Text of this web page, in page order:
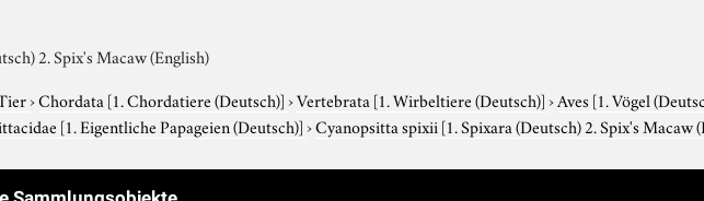
2. Spix's Macaw (English)
›Chordata [1. Chordatiere (Deutsch)]›Vertebrata [1. Wirbeltiere (Deutsch)]›Aves [1. Vögel
[1. Eigentliche Papageien (Deutsch)]›Cyanopsitta spixii [1. Spixara (Deutsch) 2. Spix's Macaw